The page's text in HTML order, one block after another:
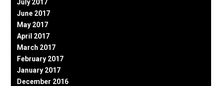
July 2017
June 2017
May 2017
April 2017
March 2017
February 2017
January 2017
December 2016